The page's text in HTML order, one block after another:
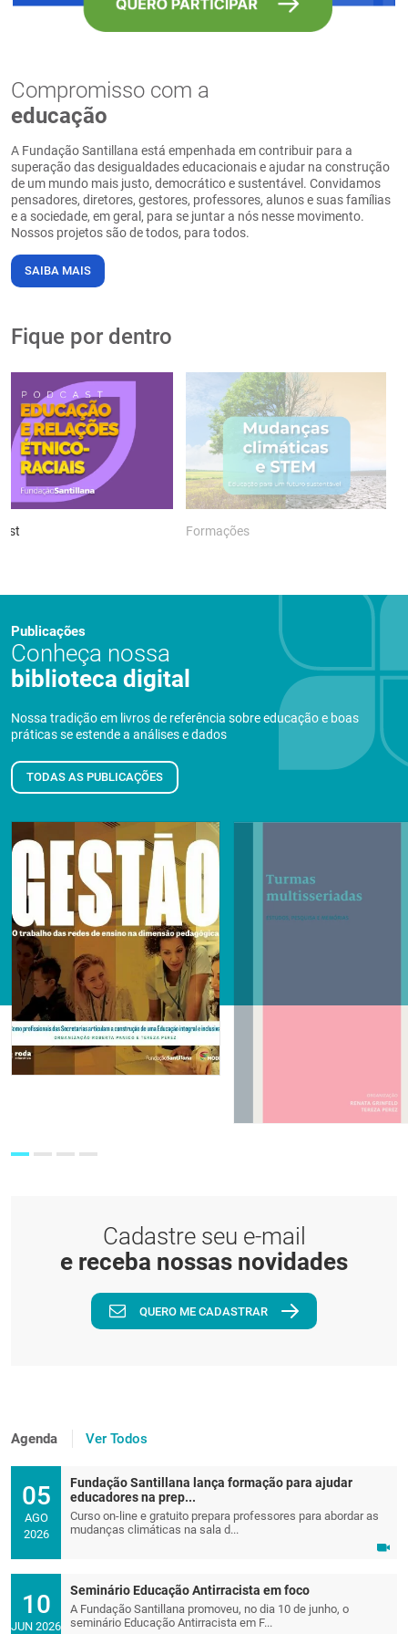
Compromisso com a
educação
A Fundação Santillana está empenhada em contribuir para a
superação das desigualdades educacionais e ajudar na construção
de um mundo mais justo, democrático e sustentável. Convidamos
pensadores, diretores, gestores, professores, alunos e suas famílias
e a sociedade, em geral, para se juntar a nós nesse movimento.
Nossos projetos são de todos, para todos.
SAIBA MAIS
Fique por dentro
Formações
Publicações
Conheça nossa
biblioteca digital
Nossa tradição em livros de referência sobre educação e boas
práticas se estende a análises e dados
TODAS AS PUBLICAÇÕES
Cadastre seu e-mail
e receba nossas novidades
QUERO ME CADASTRAR
Agenda Ver Todos
05
AGO
2026
Fundação Santillana lança formação para ajudar
educadores na prep...
Curso on-line e gratuito prepara professores para abordar as
mudanças climáticas na sala d...
10
JUN 2026
Seminário Educação Antirracista em foco
A Fundação Santillana promoveu, no dia 10 de junho, o
seminário Educação Antirracista em F...